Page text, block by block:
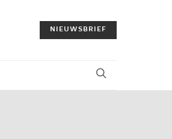
NIEUWSBRIEF